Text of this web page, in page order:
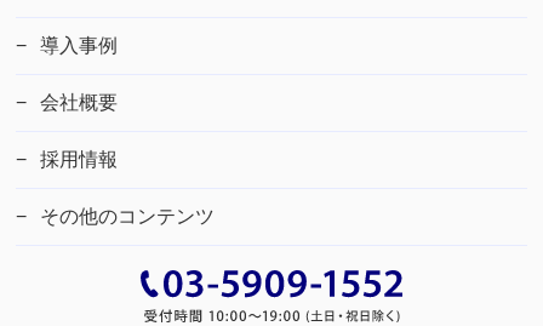
導入事例
会社概要
採用情報
その他のコンテンツ